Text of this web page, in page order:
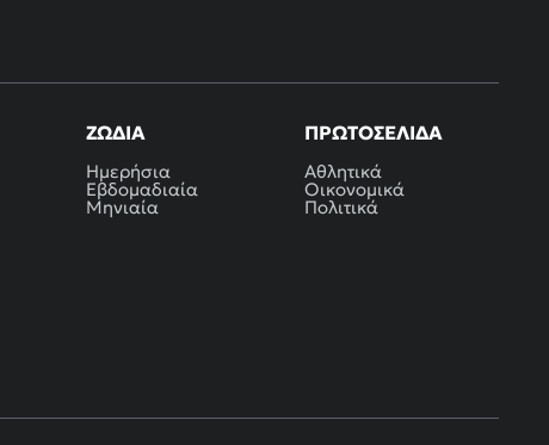
ΖΏΔΙΑ
Ημερήσια
Εβδομαδιαία
Μηνιαία
ΠΡΩΤΟΣΈΛΙΔΑ
Αθλητικά
Οικονομικά
Πολιτικά